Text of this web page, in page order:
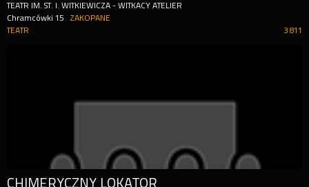
TEATR IM. ST. I. WITKIEWICZA - WITKACY ATELIER
Chramcówki 15
ZAKOPANE
3 811
TEATR
CHIMERYCZNY LOKATOR